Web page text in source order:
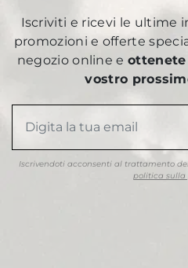
Iscriviti e ricevi le ultime
promozioni e offerte
negozio online eottenete
vostro
Iscrivendoti acconsenti al trattamento
politica sulla